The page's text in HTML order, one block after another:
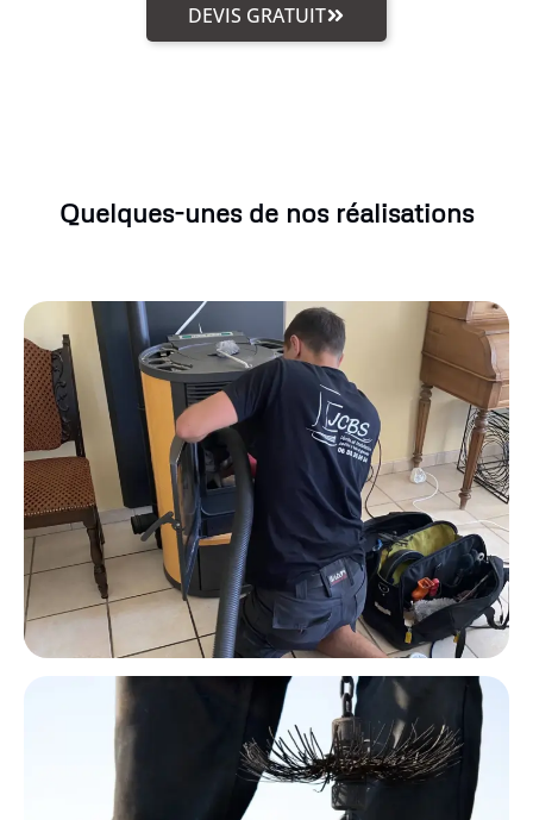
DEVIS GRATUIT
Quelques-unes de nos réalisations